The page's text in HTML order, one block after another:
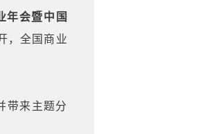
年会暨中国
，全国商业
带来主题分